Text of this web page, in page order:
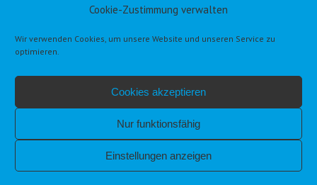
Cookie-Zustimmung verwalten
Wir verwenden Cookies, um unsere Website und unseren Service zu
optimieren.
Cookies akzeptieren
Nur funktionsfähig
Einstellungen anzeigen
DATENSCHUTZERKLÄRUNG DSGVO
COOKIE-RICHTLINIE (EU)
ALLGEMEINE GESCHÄFTSBEDINGUNGEN